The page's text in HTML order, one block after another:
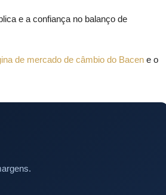
e a confiança no balanço de
de mercado de câmbio do Bacen e o